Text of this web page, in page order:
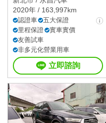
2020年 / 163,997km
認證車
五大保證
里程保證
實車實價
友善試車
非多元化營業用車
立即諮詢